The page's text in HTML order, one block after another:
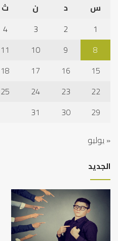
س
د ن ث
1
2
3
4
8
9
10
11
15
16
17
18
22
23
24
25
29
30
31
« يوليو
الجديد